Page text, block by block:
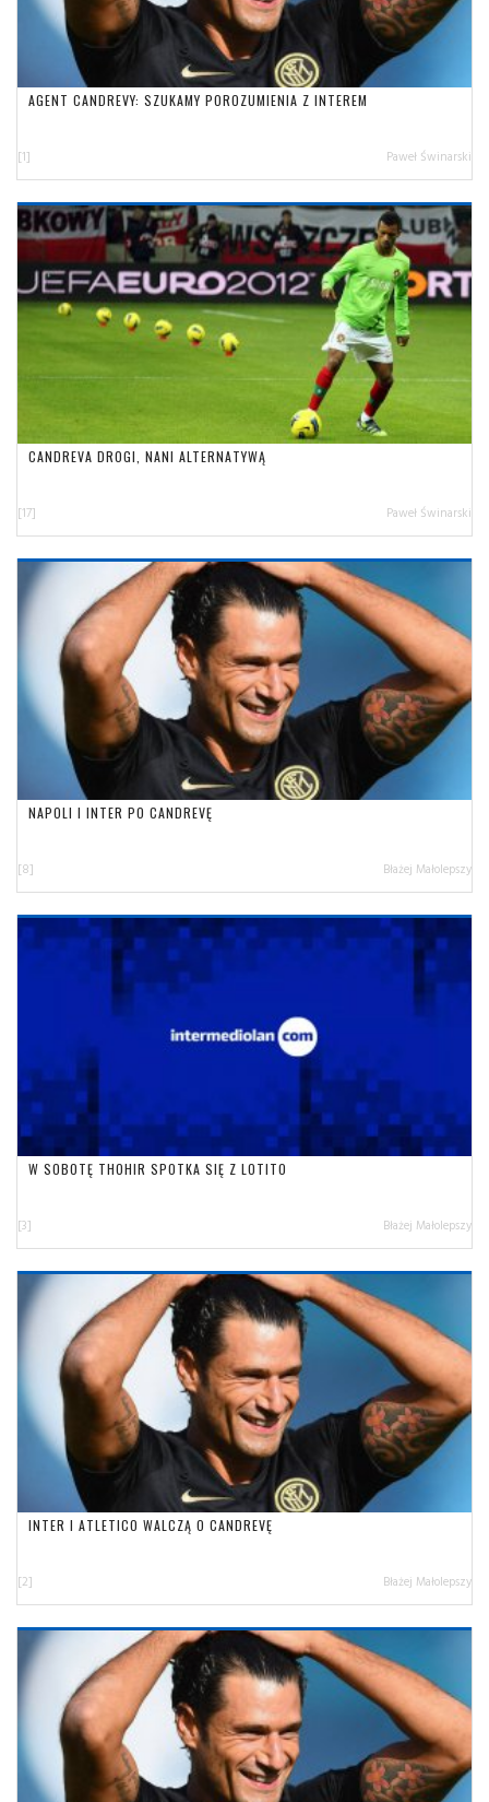
AGENT CANDREVY: SZUKAMY POROZUMIENIA Z INTEREM
[1] Paweł Świnarski
CANDREVA DROGI, NANI ALTERNATYWĄ
[17] Paweł Świnarski
NAPOLI I INTER PO CANDREVĘ
[8] Błażej Małolepszy
W SOBOTĘ THOHIR SPOTKA SIĘ Z LOTITO
[3] Błażej Małolepszy
INTER I ATLETICO WALCZĄ O CANDREVĘ
[2] Błażej Małolepszy